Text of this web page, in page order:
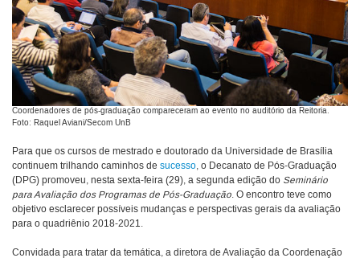
Coordenadores de pós-graduação compareceram ao evento no auditório da Reitoria.
Foto: Raquel Aviani/Secom UnB
Para que os cursos de mestrado e doutorado da Universidade de Brasília
continuem trilhando caminhos de sucesso, o Decanato de Pós-Graduação
(DPG) promoveu, nesta sexta-feira (29), a segunda edição do Seminário
para Avaliação dos Programas de Pós-Graduação. O encontro teve como
objetivo esclarecer possíveis mudanças e perspectivas gerais da avaliação
para o quadriênio 2018-2021.
Convidada para tratar da temática, a diretora de Avaliação da Coordenação